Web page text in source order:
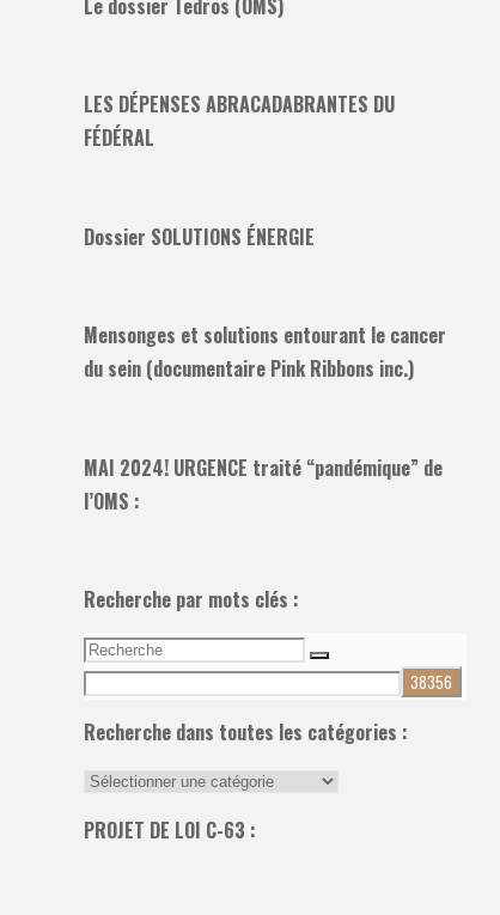
LES DÉPENSES ABRACADABRANTES DU
FÉDÉRAL
Dossier SOLUTIONS ÉNERGIE
Mensonges et solutions entourant le cancer
du sein (documentaire Pink Ribbons inc.)
MAI 2024! URGENCE traité “pandémique” de
l’OMS :
Recherche par mots clés :
Recherche
pour:
Recherche
Recherche dans toutes les catégories :
Recherche
toutes
PROJET DE LOI C-63 :